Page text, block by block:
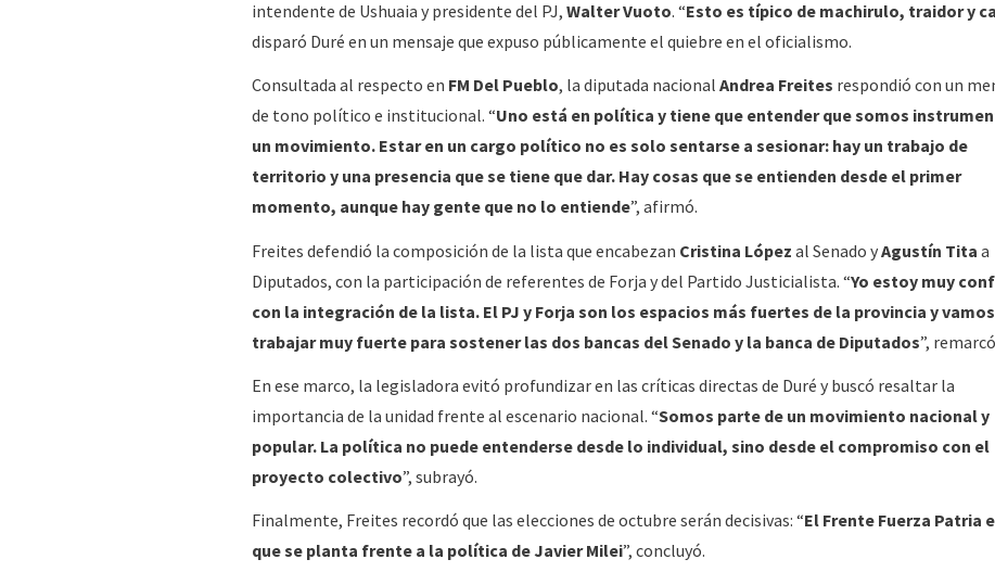
intendente de Ushuaia y presidente del PJ, Walter Vuoto. “Esto es típico de machirulo, traidor y
disparó Duré en un mensaje que expuso públicamente el quiebre en el oficialismo.
Consultada al respecto en FM Del Pueblo, la diputada nacional Andrea Freites respondió con un
de tono político e institucional. “Uno está en política y tiene que entender que somos
un movimiento. Estar en un cargo político no es solo sentarse a sesionar: hay un trabajo de
territorio y una presencia que se tiene que dar. Hay cosas que se entienden desde el primer
momento, aunque hay gente que no lo entiende”, afirmó.
Freites defendió la composición de la lista que encabezan Cristina López al Senado yAgustín Tita a
Diputados, con la participación de referentes de Forja y del Partido Justicialista. “Yo estoy muy
con la integración de la lista. El PJ y Forja son los espacios más fuertes de la provincia y
trabajar muy fuerte para sostener las dos bancas del Senado y la banca de Diputados”,
En ese marco, la legisladora evitó profundizar en las críticas directas de Duré y buscó resaltar la
importancia de la unidad frente al escenario nacional. “Somos parte de un movimiento nacional y
popular. La política no puede entenderse desde lo individual, sino desde el compromiso con el
proyecto colectivo”, subrayó.
Finalmente, Freites recordó que las elecciones de octubre serán decisivas: “El Frente Fuerza Patria
que se planta frente a la política de Javier Milei”, concluyó.